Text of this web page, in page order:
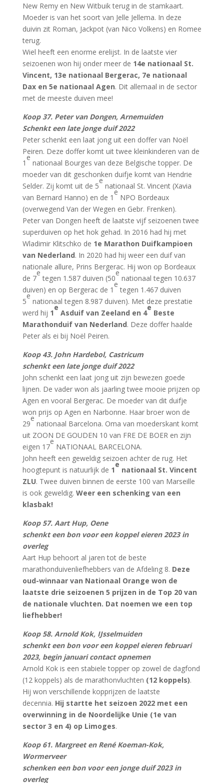
New Remy en New Witbuik terug in de stamkaart.
Moeder is van het soort van Jelle Jellema. In deze
duivin zit Roman, Jackpot (van Nico Volkens) en Romee
terug.
Wiel heeft een enorme erelijst. In de laatste vier
seizoenen won hij onder meer de 14e nationaal St.
Vincent, 13e nationaal Bergerac, 7e nationaal
Dax en 5e nationaal Agen. Dit allemaal in de sector
met de meeste duiven mee!
Koop 37. Peter van Dongen, Arnemuiden
Schenkt een late jonge duif 2022
Peter schenkt een laat jong uit een doffer van Noël
Peiren. Deze doffer komt uit twee kleinkinderen van de
1
e
nationaal Bourges van deze Belgische topper. De
moeder van dit geschonken duifje komt van Hendrie
Selder. Zij komt uit de 5
e
nationaal St. Vincent (Xavia
van Bernard Hanno) en de 1
e
NPO Bordeaux
(overwegend Van der Wegen en Gebr. Frenken).
Peter van Dongen heeft de laatste vijf seizoenen twee
superduiven op het hok gehad. In 2016 had hij met
Wladimir Klitschko de 1e Marathon Duifkampioen
van Nederland. In 2020 had hij weer een duif van
nationale allure, Prins Bergerac. Hij won op Bordeaux
de 7
e
tegen 1.587 duiven (50
e
nationaal tegen 10.637
duiven) en op Bergerac de 1
e
tegen 1.467 duiven
5
e
nationaal tegen 8.987 duiven). Met deze prestatie
werd hij 1
e
Asduif van Zeeland en 4
e
Beste
Marathonduif van Nederland. Deze doffer haalde
Peter als ei bij Noël Peiren.
Koop 43. John Hardebol, Castricum
schenkt een late jonge duif 2022
John schenkt een laat jong uit zijn bewezen goede
lijnen. De vader won als jaarling twee mooie prijzen op
Agen en vooral Bergerac. De moeder van dit duifje
won prijs op Agen en Narbonne. Haar broer won de
29
e
nationaal Barcelona. Oma van moederskant komt
uit ZOON DE GOUDEN 10 van FRE DE BOER en zijn
eigen 17
e
NATIONAAL BARCELONA.
John heeft een geweldig seizoen achter de rug. Het
hoogtepunt is natuurlijk de 1
e
nationaal St. Vincent
ZLU. Twee duiven binnen de eerste 100 van Marseille
is ook geweldig. Weer een schenking van een
klasbak!
Koop 57. Aart Hup, Oene
schenkt een bon voor een koppel eieren 2023 in
overleg
Aart Hup behoort al jaren tot de beste
marathonduivenliefhebbers van de Afdeling 8. Deze
oud-winnaar van Nationaal Orange won de
laatste drie seizoenen 5 prijzen in de Top 20 van
de nationale vluchten. Dat noemen we een top
liefhebber!
Koop 58. Arnold Kok, IJsselmuiden
schenkt een bon voor een koppel eieren februari
2023, begin januari contact opnemen
Arnold Kok is een stabiele topper op zowel de dagfond
(12 koppels) als de marathonvluchten (12 koppels).
Hij won verschillende kopprijzen de laatste
decennia. Hij startte het seizoen 2022 met een
overwinning in de Noordelijke Unie (1e van
sector 3 en 4) op Limoges.
Koop 61. Margreet en René Koeman-Kok,
Wormerveer
schenken een bon voor een jonge duif 2023 in
overleg